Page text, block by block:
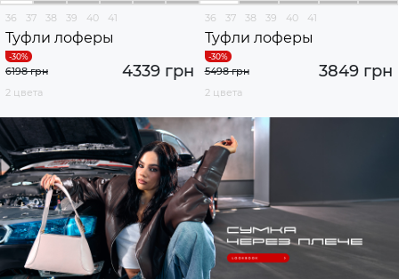
36 37 38 39 40 41
Туфли лоферы
4339 грн
6198 грн
2 цвета
36 37 38 39 40 41
Туфли лоферы
3849 грн
5498 грн
2 цвета